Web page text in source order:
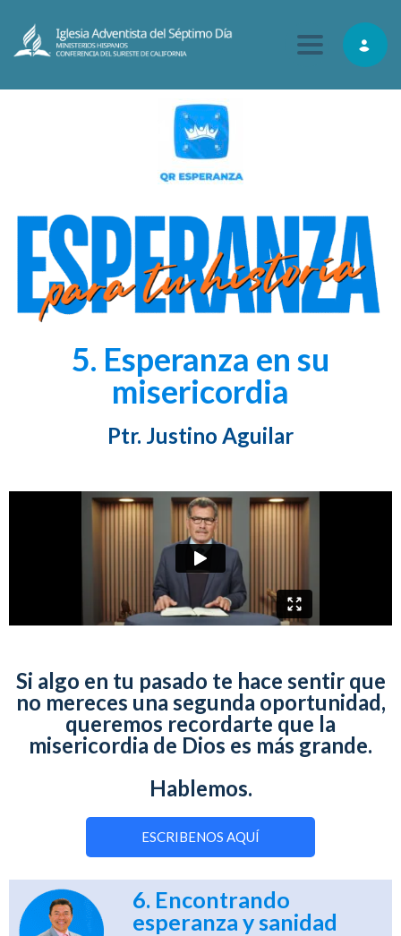
Toggle
5. Esperanza en su
misericordia
Ptr. Justino Aguilar
Si algo en tu pasado te hace sentir que
no mereces una segunda oportunidad,
queremos recordarte que la
misericordia de Dios es más grande.
Hablemos.
ESCRIBENOS AQUÍ
6. Encontrando
esperanza y sanidad